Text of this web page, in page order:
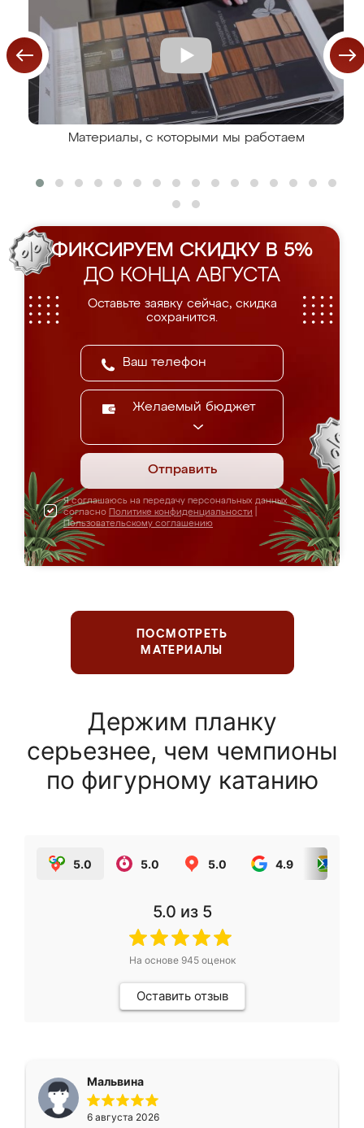
Материалы, с которыми мы работаем
ФИКСИРУЕМ СКИДКУ В 5%
ДО КОНЦА АВГУСТА
Оставьте заявку сейчас, скидка
сохранится.
Желаемый бюджет
Отправить
Я соглашаюсь на передачу персональных данных
согласно Политике конфиденциальности
Пользовательскому соглашению
ПОСМОТРЕТЬ
МАТЕРИАЛЫ
Держим планку
серьезнее, чем чемпионы
по фигурному катанию
5.0 5.0 5.0 4.9
5.0 из 5
На основе 945оценок
Оставить отзыв
Мальвина
6 августа 2026